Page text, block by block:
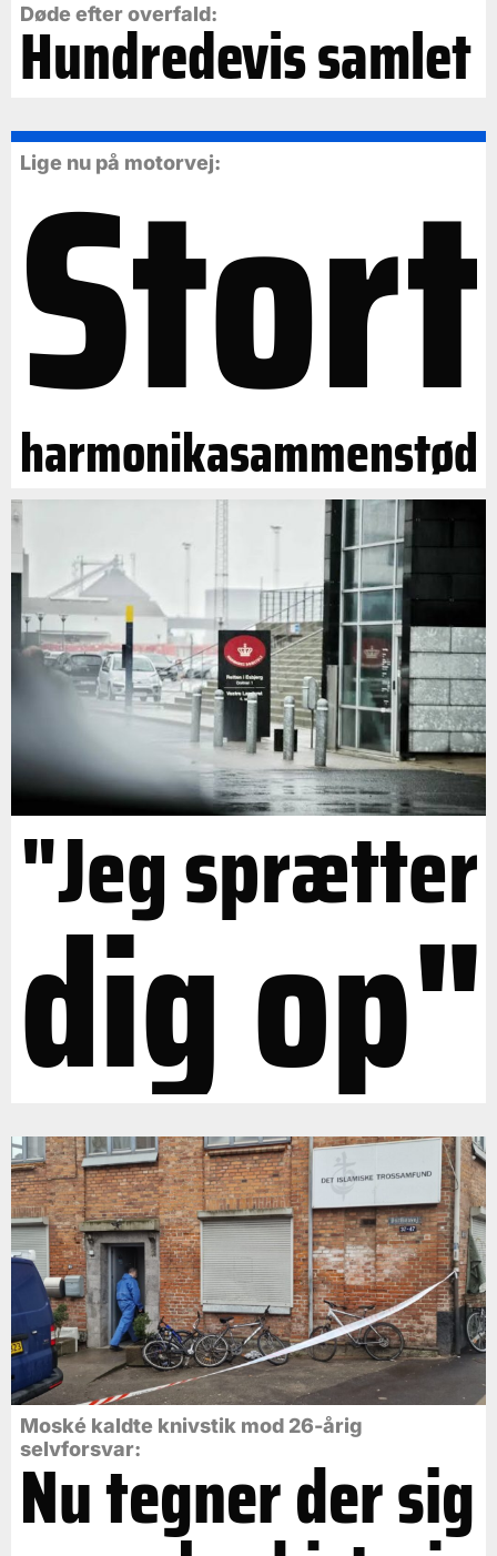
Døde efter overfald:
Hundredevis samlet
Lige nu på motorvej:
Stort
harmonikasammenstød
"Jeg sprætter
dig op"
Moské kaldte knivstik mod 26-årig
selvforsvar:
Nu tegner der sig